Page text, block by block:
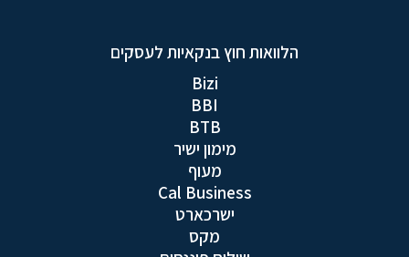
הלוואות חוץ בנקאיות לעסקים
Bizi
BBI
BTB
מימון ישיר
מעוף
Cal Business
ישרכארט
מקס